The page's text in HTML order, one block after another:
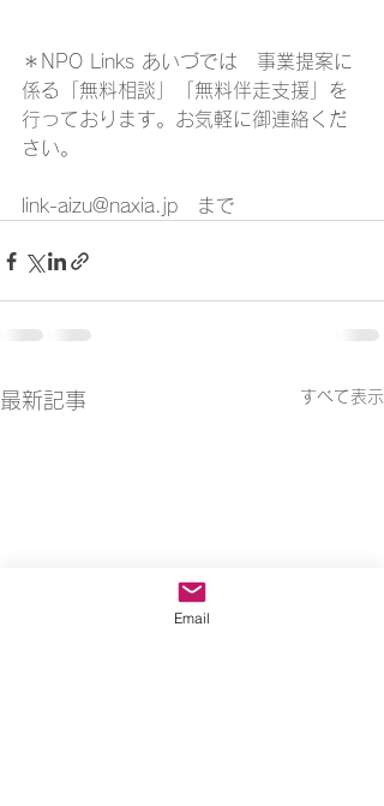
＊NPO Links あいづでは　事業提案に
係る「無料相談」「無料伴走支援」を
行っております。お気軽に御連絡くだ
さい。
link-aizu@naxia.jp　まで
最新記事 すべて表示
Email